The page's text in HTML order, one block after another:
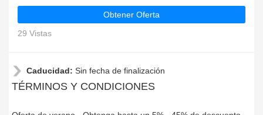
Obtener Oferta
29 Vistas
Caducidad: Sin fecha de finalización
TÉRMINOS Y CONDICIONES